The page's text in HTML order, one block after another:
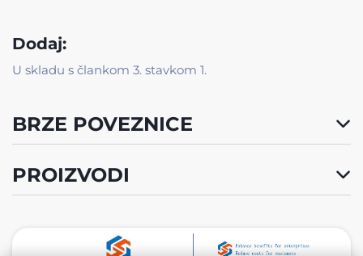
Dodaj:
U skladu s člankom 3. stavkom 1.
BRZE POVEZNICE
PROIZVODI